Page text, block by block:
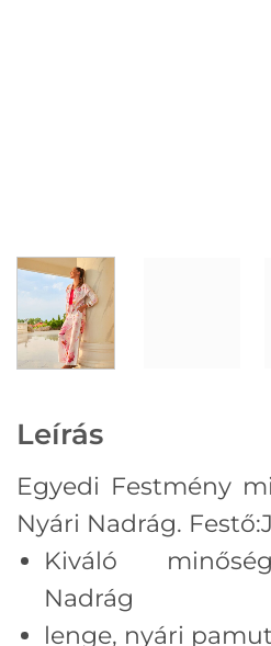
Leírás
Egyedi Festmény
Nyári Nadrág. Festő:
Kiváló
Nadrág
lenge, nyári